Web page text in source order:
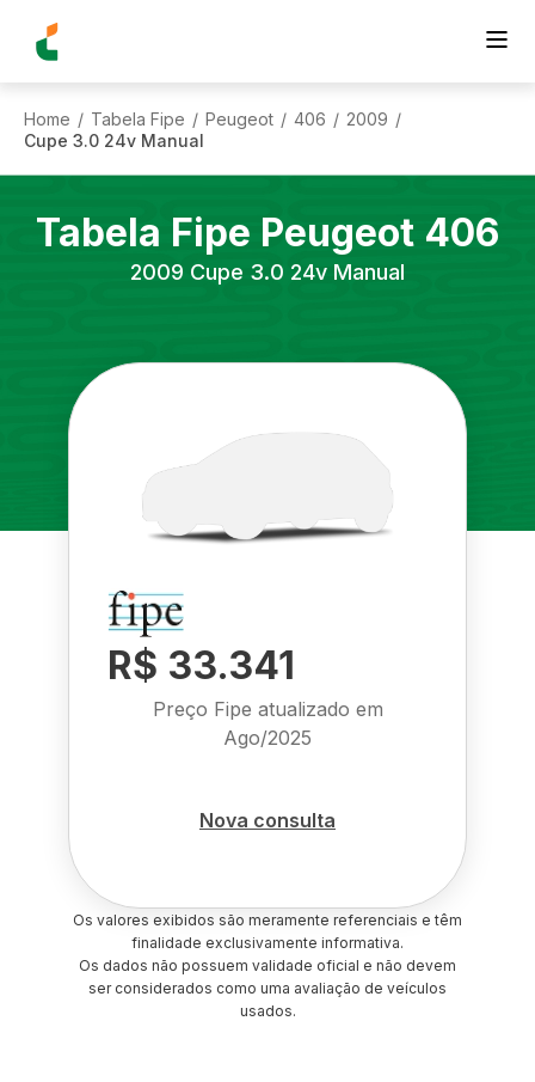
Home / Tabela Fipe / Peugeot / 406 / 2009 /
Cupe 3.0 24v Manual
Tabela Fipe Peugeot 406
2009 Cupe 3.0 24v Manual
R$ 33.341
Preço Fipe atualizado em
Ago/2025
Nova consulta
Os valores exibidos são meramente referenciais e têm
finalidade exclusivamente informativa.
Os dados não possuem validade oficial e não devem
ser considerados como uma avaliação de veículos
usados.